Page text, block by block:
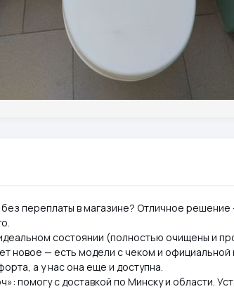
переплаты в магазине? Отличное решение
состоянии (полностью очищены и
новое — есть модели с чеком и официальной
а у нас она еще и доступна.
помогу с доставкой по Минску и области.